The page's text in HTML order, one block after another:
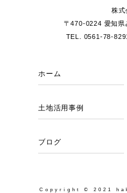
株式
〒470-0224 愛知県
TEL. 0561-78-
ホーム
土地活用事例
ブログ
Copyright © 2021